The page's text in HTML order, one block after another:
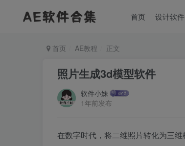
首页 设计软件
首页 AE教程 正文
照片生成3d模型软件
软件小妹
1年前发布
在数字时代，将二维照片转化为三